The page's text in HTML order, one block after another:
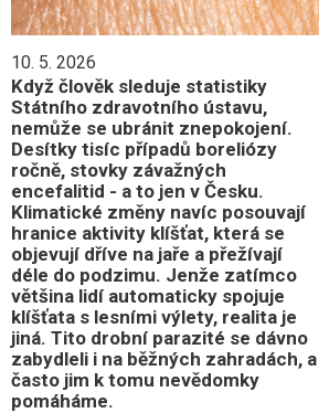
10. 5. 2026
Když člověk sleduje statistiky
Státního zdravotního ústavu,
nemůže se ubránit znepokojení.
Desítky tisíc případů boreliózy
ročně, stovky závažných
encefalitid - a to jen v Česku.
Klimatické změny navíc posouvají
hranice aktivity klíšťat, která se
objevují dříve na jaře a přežívají
déle do podzimu. Jenže zatímco
většina lidí automaticky spojuje
klíšťata s lesními výlety, realita je
jiná. Tito drobní parazité se dávno
zabydleli i na běžných zahradách, a
často jim k tomu nevědomky
pomáháme.